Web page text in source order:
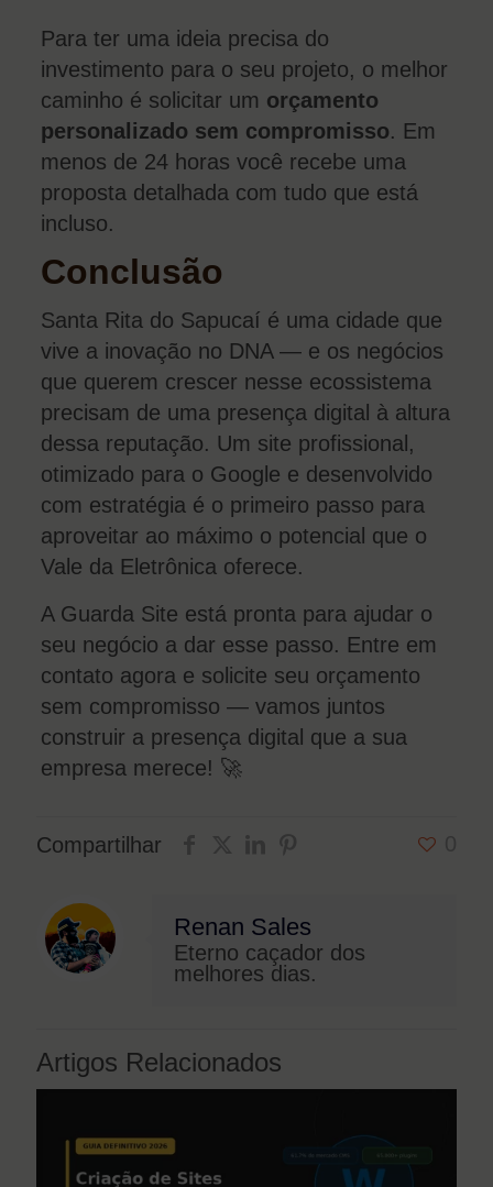
Para ter uma ideia precisa do
investimento para o seu projeto, o melhor
caminho é solicitar um orçamento
personalizado sem compromisso. Em
menos de 24 horas você recebe uma
proposta detalhada com tudo que está
incluso.
Conclusão
Santa Rita do Sapucaí é uma cidade que
vive a inovação no DNA — e os negócios
que querem crescer nesse ecossistema
precisam de uma presença digital à altura
dessa reputação. Um site profissional,
otimizado para o Google e desenvolvido
com estratégia é o primeiro passo para
aproveitar ao máximo o potencial que o
Vale da Eletrônica oferece.
A Guarda Site está pronta para ajudar o
seu negócio a dar esse passo. Entre em
contato agora e solicite seu orçamento
sem compromisso — vamos juntos
construir a presença digital que a sua
empresa merece! 🚀
Compartilhar
Renan Sales
Eterno caçador dos
melhores dias.
Artigos Relacionados